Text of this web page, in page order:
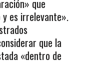
que
es irrelevante».
que la
«dentro de